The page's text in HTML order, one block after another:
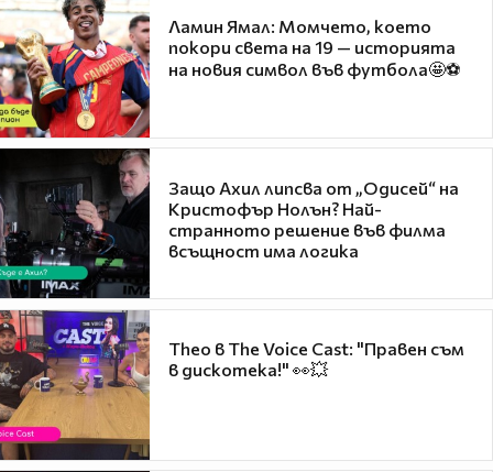
Ламин Ямал: Момчето, което
покори света на 19 — историята
на новия символ във футбола🤩⚽
Защо Ахил липсва от „Одисей“ на
Кристофър Нолън? Най-
странното решение във филма
всъщност има логика
Theo в The Voice Cast: "Правен съм
в дискотека!" 👀💥